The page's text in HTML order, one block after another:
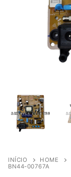
INÍCIO HOME
BN44-00767A